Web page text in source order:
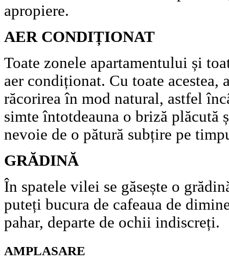
apropiere.
AER CONDIȚIONAT
Toate zonele apartamentului și
aer condiționat. Cu toate
răcorirea în mod natural, astfel
simte întotdeauna o briză plăcută
nevoie de o pătură subțire pe
GRĂDINĂ
În spatele vilei se găsește o
puteți bucura de cafeaua de
pahar, departe de ochii indiscreți.
AMPLASARE